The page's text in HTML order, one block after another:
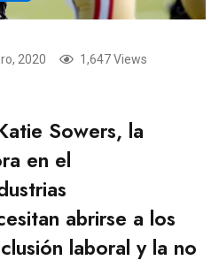
2020
1,647 Views
Sowers, la
en el
abrirse a los
laboral y la no